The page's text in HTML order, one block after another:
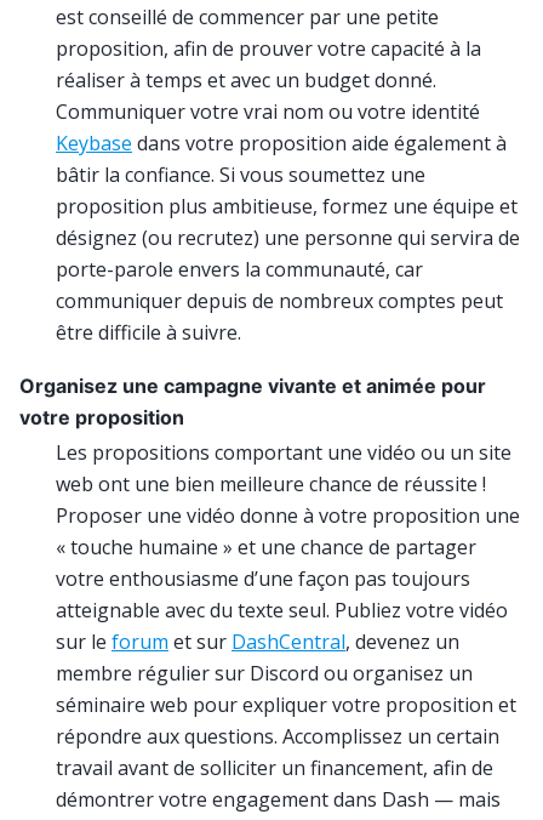
est conseillé de commencer par une petite
proposition, afin de prouver votre capacité à la
réaliser à temps et avec un budget donné.
Communiquer votre vrai nom ou votre identité
Keybase dans votre proposition aide également à
bâtir la confiance. Si vous soumettez une
proposition plus ambitieuse, formez une équipe et
désignez (ou recrutez) une personne qui servira de
porte-parole envers la communauté, car
communiquer depuis de nombreux comptes peut
être difficile à suivre.
Organisez une campagne vivante et animée pour
votre proposition
Les propositions comportant une vidéo ou un site
web ont une bien meilleure chance de réussite !
Proposer une vidéo donne à votre proposition une
« touche humaine » et une chance de partager
votre enthousiasme d’une façon pas toujours
atteignable avec du texte seul. Publiez votre vidéo
sur le forum et sur DashCentral, devenez un
membre régulier sur Discord ou organisez un
séminaire web pour expliquer votre proposition et
répondre aux questions. Accomplissez un certain
travail avant de solliciter un financement, afin de
démontrer votre engagement dans Dash — mais